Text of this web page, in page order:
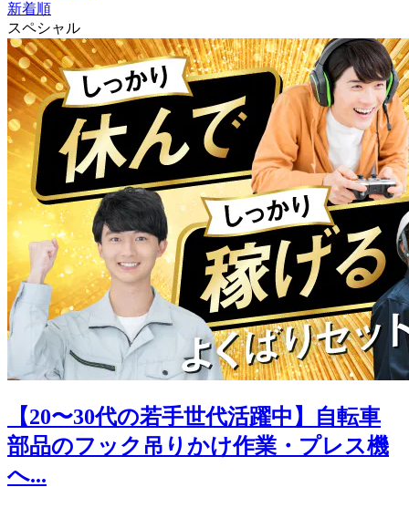
新着順
スペシャル
【20〜30代の若手世代活躍中】自転車
部品のフック吊りかけ作業・プレス機
へ...